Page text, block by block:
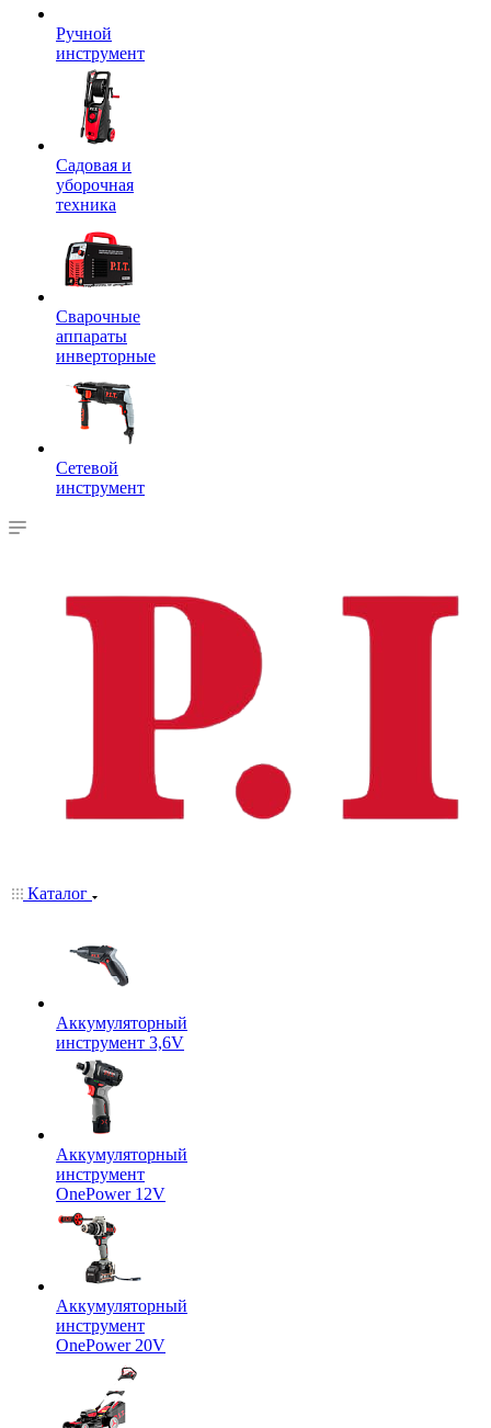
Ручной
инструмент
Садовая и
уборочная
техника
Сварочные
аппараты
инверторные
Сетевой
инструмент
Каталог
Аккумуляторный
инструмент 3,6V
Аккумуляторный
инструмент
OnePower 12V
Аккумуляторный
инструмент
OnePower 20V